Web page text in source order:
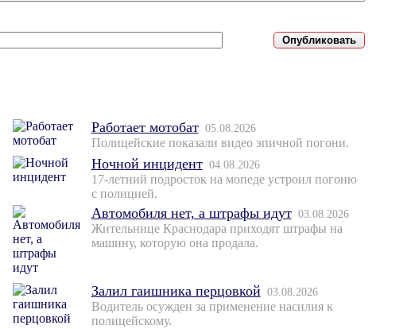
Работает мотобат 05.08.2026
Полицейские показали видео эпичной погони.
Ночной инцидент 04.08.2026
17-летний подросток на мопеде устроил погоню
с полицией.
Автомобиля нет, а штрафы идут 03.08.2026
Жительнице Краснодара приходят штрафы на
машину, которую она продала.
Залил гаишника перцовкой 03.08.2026
Водитель осужден за применение насилия к
полицейскому.